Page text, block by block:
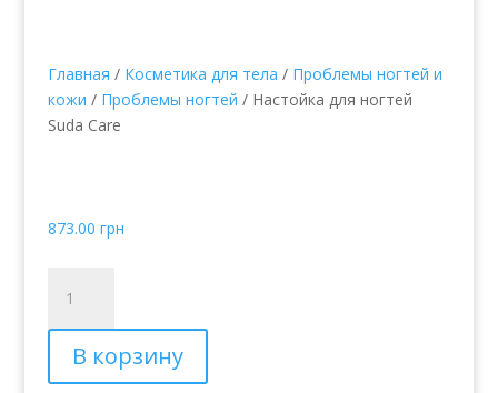
Главная / Косметика для тела / Проблемы ногтей и
кожи / Проблемы ногтей / Настойка для ногтей
Suda Care
873.00 грн
товара
Настойка
ногтей
В корзину